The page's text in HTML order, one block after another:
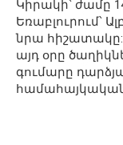
Կիրակի՝ ժամը
Եռաբլուրում՝
նրա հիշատակը:
այդ օրը
գումարը